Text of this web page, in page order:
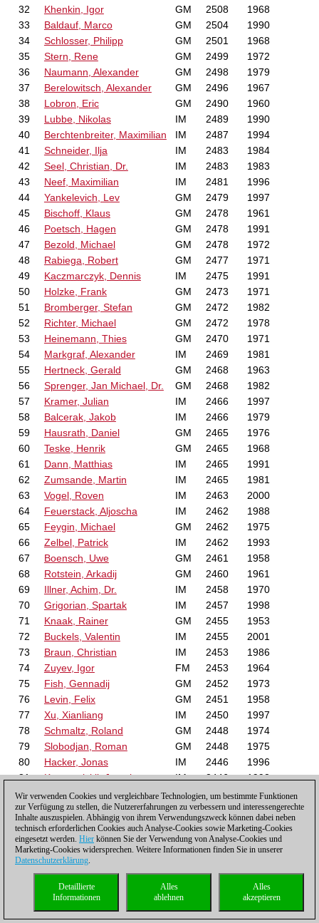
32
Khenkin, Igor GM 2508
1968
33
Baldauf, Marco GM 2504
1990
34
Schlosser, Philipp GM 2501
1968
35
Stern, Rene GM 2499
1972
36
Naumann, Alexander GM 2498
1979
37
Berelowitsch, Alexander GM 2496
1967
38
Lobron, Eric GM 2490
1960
39
Lubbe, Nikolas IM 2489
1990
40
Berchtenbreiter, Maximilian IM 2487
1994
41
Schneider, Ilja IM 2483
1984
42
Seel, Christian, Dr. IM 2483
1983
43
Neef, Maximilian IM 2481
1996
44
Yankelevich, Lev GM 2479
1997
45
Bischoff, Klaus GM 2478
1961
46
Poetsch, Hagen GM 2478
1991
47
Bezold, Michael GM 2478
1972
48
Rabiega, Robert GM 2477
1971
49
Kaczmarczyk, Dennis IM 2475
1991
50
Holzke, Frank GM 2473
1971
51
Bromberger, Stefan GM 2472
1982
52
Richter, Michael GM 2472
1978
53
Heinemann, Thies GM 2470
1971
54
Markgraf, Alexander IM 2469
1981
55
Hertneck, Gerald GM 2468
1963
56
Sprenger, Jan Michael, Dr. GM 2468
1982
57
Kramer, Julian IM 2466
1997
58
Balcerak, Jakob IM 2466
1979
59
Hausrath, Daniel GM 2465
1976
60
Teske, Henrik GM 2465
1968
61
Dann, Matthias IM 2465
1991
62
Zumsande, Martin IM 2465
1981
63
Vogel, Roven IM 2463
2000
64
Feuerstack, Aljoscha IM 2462
1988
65
Feygin, Michael GM 2462
1975
66
Zelbel, Patrick IM 2462
1993
67
Boensch, Uwe GM 2461
1958
68
Rotstein, Arkadij GM 2460
1961
69
Illner, Achim, Dr. IM 2458
1970
70
Grigorian, Spartak IM 2457
1998
71
Knaak, Rainer GM 2455
1953
72
Buckels, Valentin IM 2455
2001
73
Braun, Christian IM 2453
1986
74
Zuyev, Igor FM 2453
1964
75
Fish, Gennadij GM 2452
1973
76
Levin, Felix GM 2451
1958
77
Xu, Xianliang IM 2450
1997
78
Schmaltz, Roland GM 2448
1974
79
Slobodjan, Roman GM 2448
1975
80
Hacker, Jonas IM 2446
1996
81
Krassowizkij, Jaroslaw IM 2446
1992
82
Braeuer, Franz IM 2446
1994
83
Pajeken, Jakob Leon IM 2445
2003
84
Meister, Jakob GM 2445
1955
85
Rau, Hannes IM 2445
1985
86
Volke, Karsten IM 2444
1965
Seyb, Alexander IM 2444
1991
Carow, Johannes IM
1996
Rosner, Jonas IM
1990
90
Voigt, Roland IM 2443 1981
Wir verwenden Cookies und vergleichbare Technologien, um bestimmte Funktionen
zur Verfügung zu stellen, die Nutzererfahrungen zu verbessern und interessengerechte
Inhalte auszuspielen. Abhängig von ihrem Verwendungszweck können dabei neben
technisch erforderlichen Cookies auch Analyse-Cookies sowie Marketing-Cookies
eingesetzt werden. Hier können Sie der Verwendung von Analyse-Cookies und
Marketing-Cookies widersprechen. Weitere Informationen finden Sie in unserer
Datenschutzerklärung.
Alles
akzeptieren
Alles
ablehnen
Detaillierte
Informationen